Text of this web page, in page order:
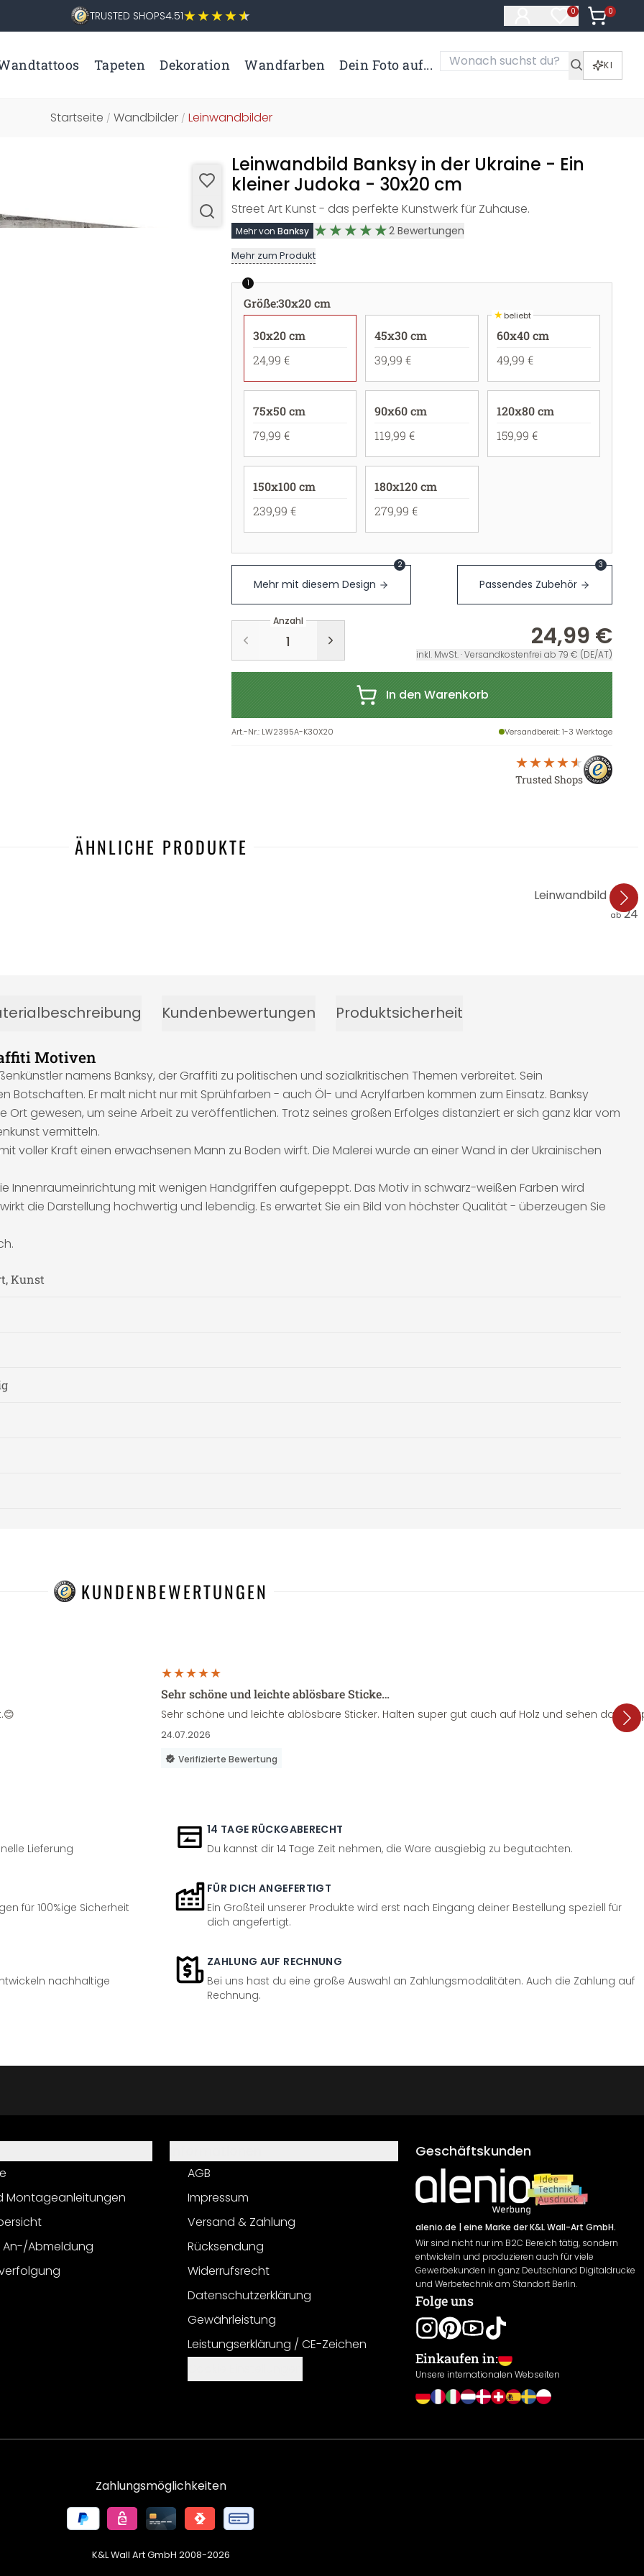
TRUSTED SHOPS4.51 0
Artikel im
0
Artikel
Tapeten Dekoration Wandfarben Dein Foto auf... KI
Startseite / Wandbilder/ Leinwandbilder
Leinwandbild Banksy in der Ukraine - Ein
kleiner Judoka - 30x20 cm
Street Art Kunst - das perfekte Kunstwerk für Zuhause.
Mehr von Banksy 2 Bewertungen
Mehr zum Produkt
1
Größe:30x20 cm
30x20 cm
24,99 €
45x30 cm
39,99 €
★beliebt
60x40 cm
49,99 €
75x50 cm
79,99 €
90x60 cm
119,99 €
120x80 cm
159,99 €
150x100 cm
239,99 €
180x120 cm
279,99 €
Mehr mit diesem Design
2
Passendes Zubehör
3
Anzahl
24,99 €
inkl. MwSt. · Versandkostenfrei ab 79 € (DE/AT)
In den Warenkorb
Art.-Nr.: LW2395A-K30X20 Versandbereit: 1-3 Werktage
Trusted Shops
ÄHNLICHE PRODUKTE
Leinwandbild
ab
Kundenbewertungen Produktsicherheit
Motiven
namens Banksy, der Graffiti zu politischen und sozialkritischen Themen verbreitet. Sein
Botschaften. Er malt nicht nur mit Sprühfarben - auch Öl- und Acrylfarben kommen zum Einsatz. Banksy
gewesen, um seine Arbeit zu veröffentlichen. Trotz seines großen Erfolges distanziert er sich ganz klar vom
vermitteln.
voller Kraft einen erwachsenen Mann zu Boden wirft. Die Malerei wurde an einer Wand in der Ukrainischen
Innenraumeinrichtung mit wenigen Handgriffen aufgepeppt. Das Motiv in schwarz-weißen Farben wird
die Darstellung hochwertig und lebendig. Es erwartet Sie ein Bild von höchster Qualität - überzeugen Sie
Kunst
KUNDENBEWERTUNGEN
Sehr schöne und leichte ablösbare Sticke…
Sehr schöne und leichte ablösbare Sticker. Halten super gut auch auf Holz und sehen dazu
24.07.2026
Verifizierte Bewertung
Lieferung
14 TAGE RÜCKGABERECHT
Du kannst dir 14 Tage Zeit nehmen, die Ware ausgiebig zu begutachten.
für 100%ige Sicherheit
FÜR DICH ANGEFERTIGT
Ein Großteil unserer Produkte wird erst nach Eingang deiner Bestellung speziell für
dich angefertigt.
nachhaltige
ZAHLUNG AUF RECHNUNG
Bei uns hast du eine große Auswahl an Zahlungsmodalitäten. Auch die Zahlung auf
Rechnung.
Montageanleitungen
An-/Abmeldung
AGB
Impressum
Versand & Zahlung
Rücksendung
Widerrufsrecht
Datenschutzerklärung
Gewährleistung
Leistungserklärung / CE-Zeichen
Geschäftskunden
alenio.de | eine Marke der K&L Wall-Art GmbH.
Wir sind nicht nur im B2C Bereich tätig, sondern
entwickeln und produzieren auch für viele
Gewerbekunden in ganz Deutschland Digitaldrucke
und Werbetechnik am Standort Berlin.
Folge uns
Einkaufen in:
Unsere internationalen Webseiten
Zahlungsmöglichkeiten
K&L Wall Art GmbH 2008-2026